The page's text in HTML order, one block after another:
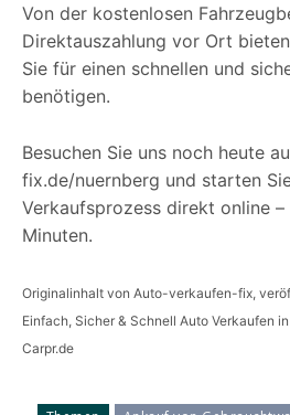
Von der kostenlosen
Direktauszahlung vor Ort
Sie für einen schnellen und
benötigen.
Besuchen Sie uns noch heute
fix.de/nuernberg und starten
Verkaufsprozess direkt online –
Minuten.
Originalinhalt von Auto-verkaufen-fix,
Einfach, Sicher & Schnell Auto Verkaufen
Carpr.de